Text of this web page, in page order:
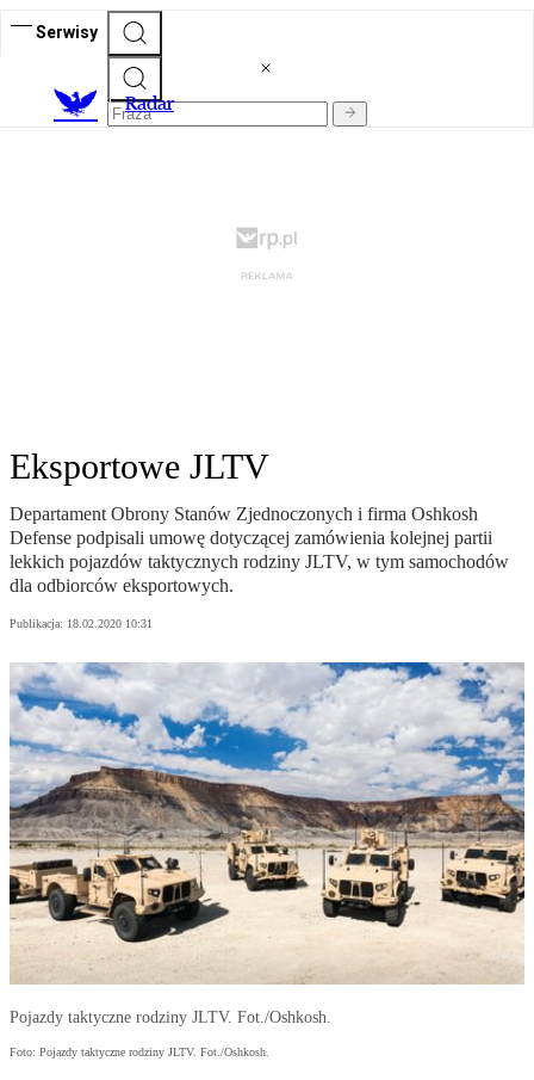
Serwisy
Radar
Eksportowe JLTV
Departament Obrony Stanów Zjednoczonych i firma Oshkosh
Defense podpisali umowę dotyczącej zamówienia kolejnej partii
lekkich pojazdów taktycznych rodziny JLTV, w tym samochodów
dla odbiorców eksportowych.
Publikacja: 18.02.2020 10:31
Pojazdy taktyczne rodziny JLTV. Fot./Oshkosh.
Foto: Pojazdy taktyczne rodziny JLTV. Fot./Oshkosh.